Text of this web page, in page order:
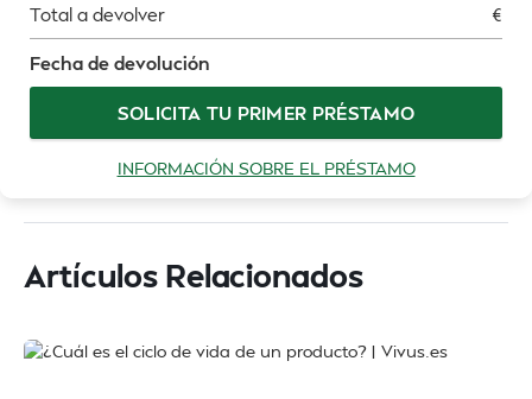
Total a devolver €
Fecha de devolución
SOLICITA TU PRIMER PRÉSTAMO
INFORMACIÓN SOBRE EL PRÉSTAMO
Artículos Relacionados